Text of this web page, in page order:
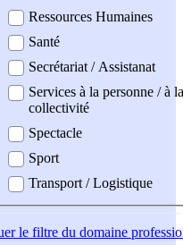
Ressources Humaines
Santé
Secrétariat / Assistanat
Services à la personne / à la
collectivité
Spectacle
Sport
Transport / Logistique
le filtre du domaine